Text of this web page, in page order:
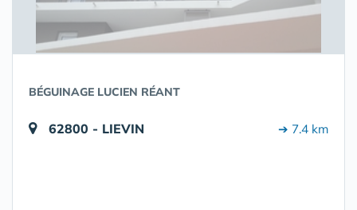
BÉGUINAGE LUCIEN RÉANT
62800 - LIEVIN ➔ 7.4 km